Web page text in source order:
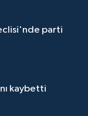
parti
kaybetti